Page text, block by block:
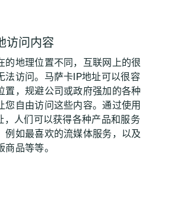
访问内容
的地理位置不同，互联网上的很
法访问。马萨卡IP地址可以很容
置，规避公司或政府强加的各种
您自由访问这些内容。通过使用
，人们可以获得各种产品和服务
例如最喜欢的流媒体服务，以及
品等等。